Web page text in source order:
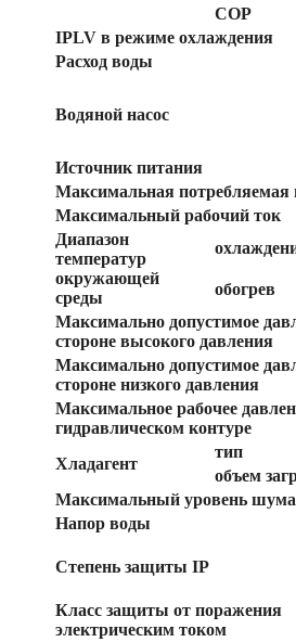
COP
IPLV в режиме охлаждения
Расход воды
Водяной насос
Источник питания
Максимальная потребляемая
Максимальный рабочий ток
Диапазон
температур
окружающей
среды
обогрев
Максимально допустимое
стороне высокого давления
Максимально допустимое
стороне низкого давления
Максимальное рабочее
гидравлическом контуре
Хладагент
тип
объем
Максимальный уровень шума
Напор воды
Степень защиты IP
Класс защиты от поражения
электрическим током